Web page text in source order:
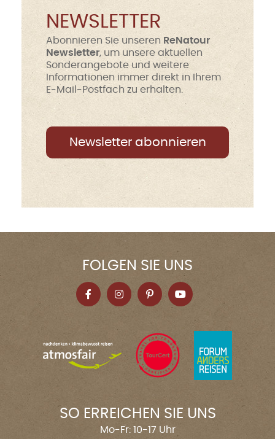
NEWSLETTER
Abonnieren Sie unseren ReNatour
Newsletter, um unsere aktuellen
Sonderangebote und weitere
Informationen immer direkt in Ihrem
E-Mail-Postfach zu erhalten.
Newsletter abonnieren
FOLGEN SIE UNS
SO ERREICHEN SIE UNS
Mo-Fr: 10-17 Uhr